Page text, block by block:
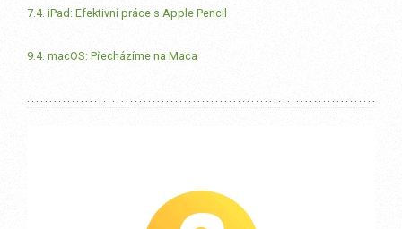
7.4. iPad: Efektivní práce s Apple Pencil
9.4. macOS: Přecházíme na Maca